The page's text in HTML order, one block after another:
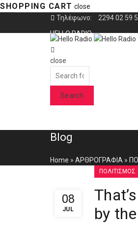
SHOPPING CART close
Τηλέφωνο:
2294 02 59
HELLO RADIO
ΑΡΘΡΟΓΡΑΦΟΙ-ΠΑΡΑΓΩΓΟΙ
ΕΠΙΚΟΙΝΩΝΙΑ
close
Search
Search
Blog
Home » ΑΡΘΡΟΓΡΑΦΙΑ »
08
JUL
ΠΟΛΙΤΙΣΜΟΣ
by